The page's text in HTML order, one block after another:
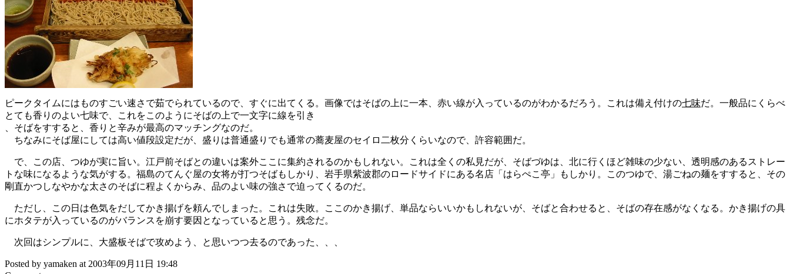
ピークタイムにはものすごい速さで茹でられているので、すぐに出てくる。画像ではそばの上に一本、赤い線が入っているのがわかるだろう。これは備え付けの七味だ。一般品にくらべ
とても香りのよい七味で、これをこのようにそばの上で一文字に線を引き
、そばをすすると、香りと辛みが最高のマッチングなのだ。
ちなみにそば屋にしては高い値段設定だが、盛りは普通盛りでも通常の蕎麦屋のセイロ二枚分くらいなので、許容範囲だ。
で、この店、つゆが実に旨い。江戸前そばとの違いは案外ここに集約されるのかもしれない。これは全くの私見だが、そばづゆは、北に行くほど雑味の少ない、透明感のあるストレー
トな味になるような気がする。福島のてんぐ屋の女将が打つそばもしかり、岩手県紫波郡のロードサイドにある名店「はらぺこ亭」もしかり。このつゆで、湯ごねの麺をすすると、その
剛直かつしなやかな太さのそばに程よくからみ、品のよい味の強さで迫ってくるのだ。
ただし、この日は色気をだしてかき揚げを頼んでしまった。これは失敗。ここのかき揚げ、単品ならいいかもしれないが、そばと合わせると、そばの存在感がなくなる。かき揚げの具
にホタテが入っているのがバランスを崩す要因となっていると思う。残念だ。
次回はシンプルに、大盛板そばで攻めよう、と思いつつ去るのであった、、、
Posted by yamaken at 2003年09月11日 19:48